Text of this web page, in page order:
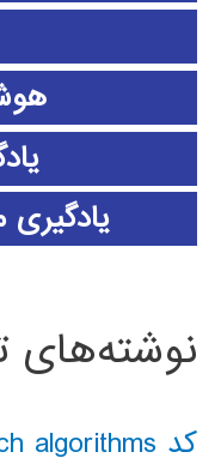
نوشته‌های
کد classical AI search algorithms